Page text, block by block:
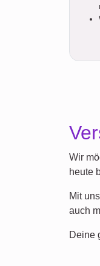
Wir
heute
Mit
auch
Deine